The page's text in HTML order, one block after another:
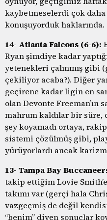
kaybetmeselerdi çok daha
konuşuyorduk haklarında.
14- Atlanta Falcons (6-6):
Ryan şimdiye kadar
yetenekleri çalınmış gibi
çekiliyor acaba?). Diğer
geçirene kadar ligin en
olan Devonte
mahrum kaldılar bir
şey koyamadı ortaya,
sistemi çözülmüş gibi,
yürüyorlardı ancak
13- Tampa Bay
takip ettiğim Lovie
takımı var (gerçi hala
vazgeçmiş de değil
“benim” diyen sonuçlar